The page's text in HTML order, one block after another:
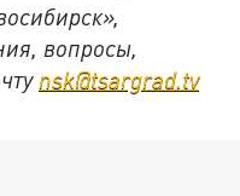
вопросы,
nsk@tsargrad.tv